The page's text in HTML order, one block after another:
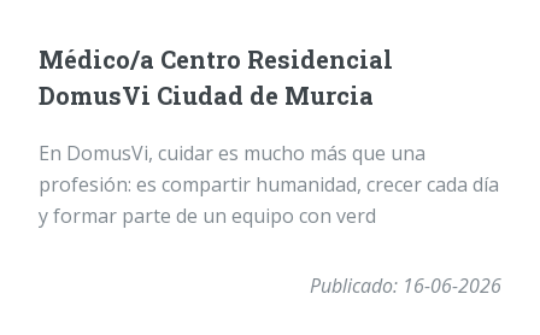
Médico/a Centro Residencial
DomusVi Ciudad de Murcia
En DomusVi, cuidar es mucho más que una
profesión: es compartir humanidad, crecer cada día
y formar parte de un equipo con verd
Publicado: 16-06-2026